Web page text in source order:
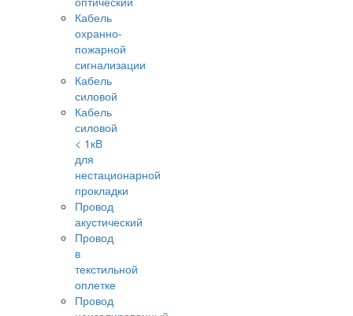
Кабель
охранно-
пожарной
сигнализации
Кабель
силовой
Кабель
силовой
< 1кВ
для
нестационарной
прокладки
Провод
акустический
Провод
в
текстильной
оплетке
Провод